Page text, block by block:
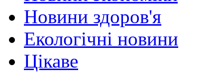
Новини здоров'я
Екологічні новини
Цікаве